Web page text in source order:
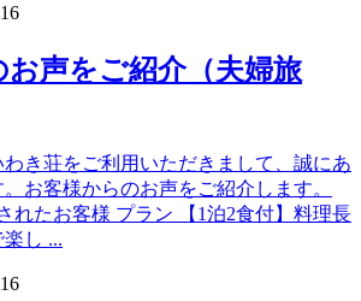
お声をご紹介（夫婦旅
き荘をご利用いただきまして、誠にあ
お客様からのお声をご紹介します。
れたお客様 プラン 【1泊2食付】料理長
し ...